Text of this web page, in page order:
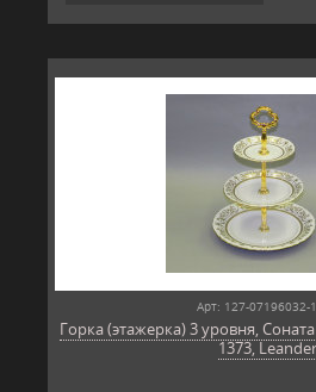
Арт: 127-07196032-
Горка (этажерка) 3 уровня,
1373, Leander